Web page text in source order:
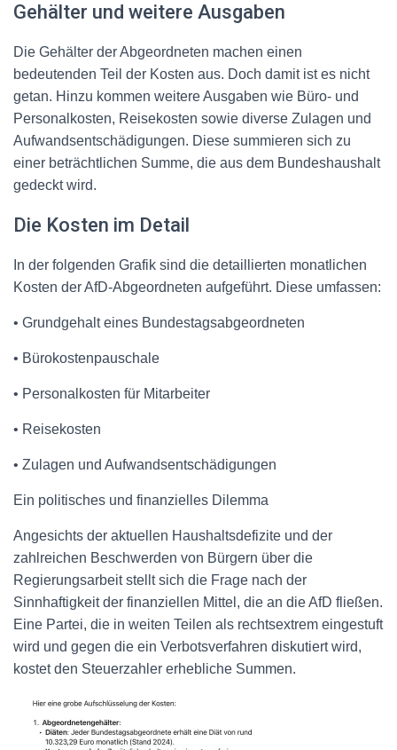
Gehälter und weitere Ausgaben
Die Gehälter der Abgeordneten machen einen
bedeutenden Teil der Kosten aus. Doch damit ist es nicht
getan. Hinzu kommen weitere Ausgaben wie Büro- und
Personalkosten, Reisekosten sowie diverse Zulagen und
Aufwandsentschädigungen. Diese summieren sich zu
einer beträchtlichen Summe, die aus dem Bundeshaushalt
gedeckt wird.
Die Kosten im Detail
In der folgenden Grafik sind die detaillierten monatlichen
Kosten der AfD-Abgeordneten aufgeführt. Diese umfassen:
• Grundgehalt eines Bundestagsabgeordneten
• Bürokostenpauschale
• Personalkosten für Mitarbeiter
• Reisekosten
• Zulagen und Aufwandsentschädigungen
Ein politisches und finanzielles Dilemma
Angesichts der aktuellen Haushaltsdefizite und der
zahlreichen Beschwerden von Bürgern über die
Regierungsarbeit stellt sich die Frage nach der
Sinnhaftigkeit der finanziellen Mittel, die an die AfD fließen.
Eine Partei, die in weiten Teilen als rechtsextrem eingestuft
wird und gegen die ein Verbotsverfahren diskutiert wird,
kostet den Steuerzahler erhebliche Summen.